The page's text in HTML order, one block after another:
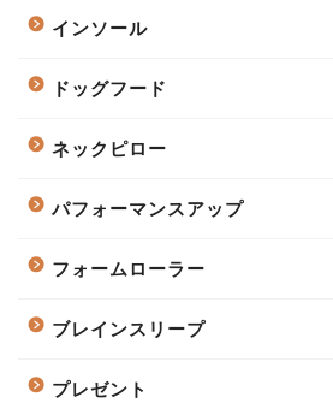
インソール
ドッグフード
ネックピロー
パフォーマンスアップ
フォームローラー
ブレインスリープ
プレゼント